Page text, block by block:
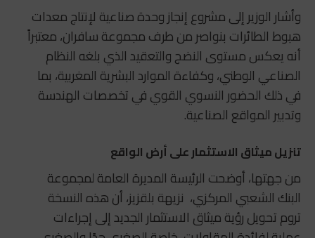
وأشار الوزير إلى مشروع إنجاز وحدة صناعية لإنتاج معدات
هبوط الطائرات بنواصر من طرف مجموعة سافران، معتبراً
أنه يعكس مستوى النضج والتعقيد الذي بلغه النظام
الصناعي الوطني، وكفاءة الموارد البشرية المغربية، بما
في ذلك الحضور النسوي القوي في تخصصات الهندسة
وتدبير المواقع الصناعية.
تنزيل ميثاق الاستثمار على أرض الواقع
من جهتها، أوضحت الرئيسة المديرة العامة لمجموعة
البنك الشعبي المركزي، نزيهة بلقزيز، أن هذه النسخة
تروم تحويل رؤية ميثاق الاستثمار الجديد إلى إجراءات